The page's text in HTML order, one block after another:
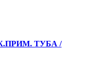
ТУБА /